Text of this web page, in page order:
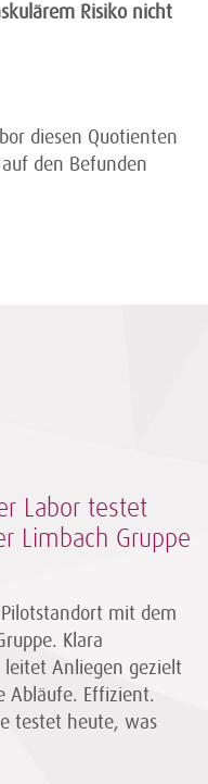
Risiko nicht
diesen Quotienten
den Befunden
Labor testet
Limbach Gruppe
mit dem
Klara
Anliegen gezielt
Abläufe. Effizient.
testet heute, was